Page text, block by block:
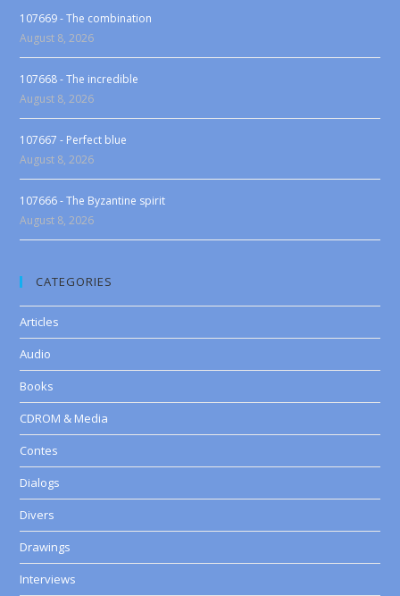
107669 - The combination
August 8, 2026
107668 - The incredible
August 8, 2026
107667 - Perfect blue
August 8, 2026
107666 - The Byzantine spirit
August 8, 2026
CATEGORIES
Articles
Audio
Books
CDROM & Media
Contes
Dialogs
Divers
Drawings
Interviews